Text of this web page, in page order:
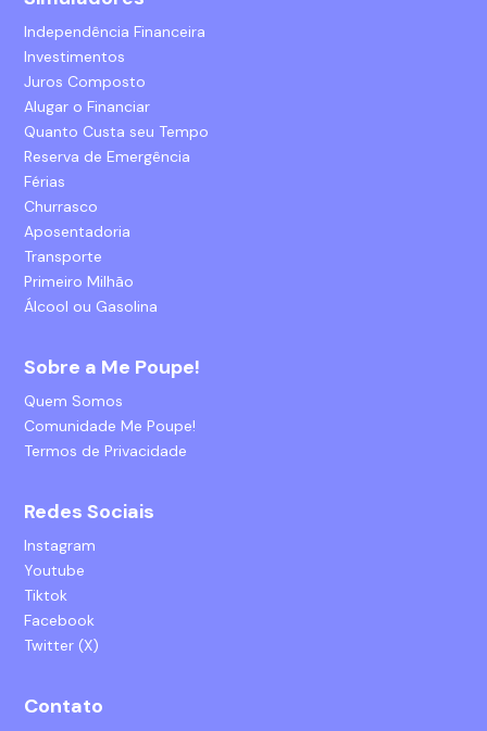
Independência Financeira
Investimentos
Juros Composto
Alugar o Financiar
Quanto Custa seu Tempo
Reserva de Emergência
Férias
Churrasco
Aposentadoria
Transporte
Primeiro Milhão
Álcool ou Gasolina
Sobre a Me Poupe!
Quem Somos
Comunidade Me Poupe!
Termos de Privacidade
Redes Sociais
Instagram
Youtube
Tiktok
Facebook
Twitter (X)
Contato